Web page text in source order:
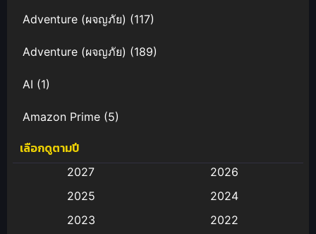
Adventure (ผจญภัย) (117)
Adventure (ผจญภัย) (189)
AI (1)
Amazon Prime (5)
Anal (ประตูหลัง)
Animation การ์ตูน
เลือกดูตามปี
2027
2026
2025
2024
2023
2022